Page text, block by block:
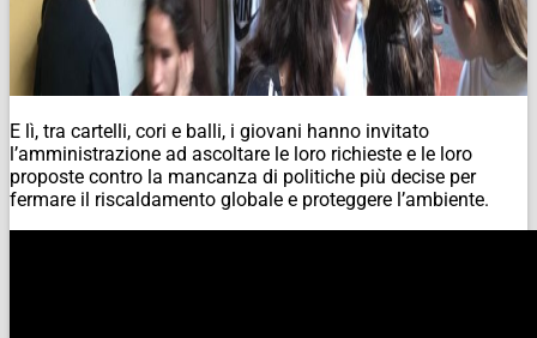
E lì, tra cartelli, cori e balli, i giovani hanno invitato
l’amministrazione ad ascoltare le loro richieste e le loro
proposte contro la mancanza di politiche più decise per
fermare il riscaldamento globale e proteggere l’ambiente.